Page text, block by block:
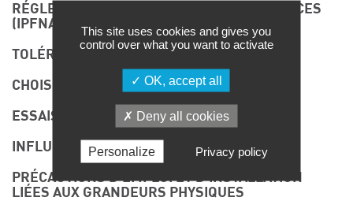
RÉGLEMENTATION APPLICABLE AUX BALANCES
(IPFNA)
TOLÉRANCE DE LA BALANCE
CHOISIR SES POIDS ÉTALONS
ESSAIS MÉTROLOGIQUES
INFLUENCE DES GRANDEURS PHYSIQUES
PRÉCAUTIONS D’EMPLOI ET D’INSTALLATION
LIÉES AUX GRANDEURS PHYSIQUES
This site uses cookies and gives you
control over what you want to activate
OK, accept all
Deny all cookies
Personalize Privacy policy